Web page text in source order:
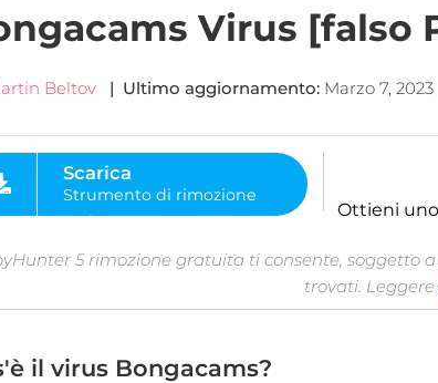
Virus [falso
Beltov | Ultimo aggiornamento: Marzo 7, 2023
Strumento di rimozione
malware
Ottieni
5 rimozione gratuita ti consente, soggetto
trovati. Leggere
il virus Bongacams?